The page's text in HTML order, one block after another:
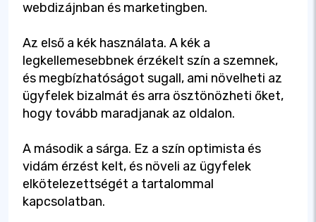
webdizájnban és marketingben.
Az első a kék használata. A kék a
legkellemesebbnek érzékelt szín a szemnek,
és megbízhatóságot sugall, ami növelheti az
ügyfelek bizalmát és arra ösztönözheti őket,
hogy tovább maradjanak az oldalon.
A második a sárga. Ez a szín optimista és
vidám érzést kelt, és növeli az ügyfelek
elkötelezettségét a tartalommal
kapcsolatban.